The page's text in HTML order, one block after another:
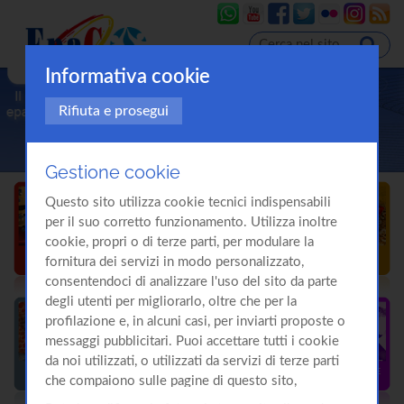
Informativa cookie
Rifiuta e prosegui
Gestione cookie
Questo sito utilizza cookie tecnici indispensabili
per il suo corretto funzionamento. Utilizza inoltre
cookie, propri o di terze parti, per modulare la
fornitura dei servizi in modo personalizzato,
consentendoci di analizzare l'uso del sito da parte
degli utenti per migliorarlo, oltre che per la
profilazione e, in alcuni casi, per inviarti proposte o
messaggi pubblicitari. Puoi accettare tutti i cookie
da noi utilizzati, o utilizzati da servizi di terze parti
che compaiono sulle pagine di questo sito,
premendo il pulsante "Accetta tutti i cookie"